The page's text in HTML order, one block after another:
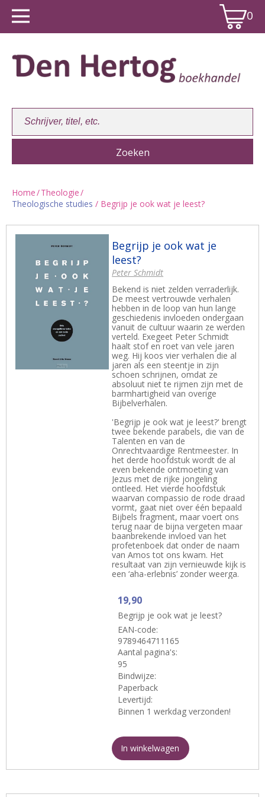
0
Winkelwagen:
Home/Theologie/
Theologische studies / Begrijp je ook wat je leest?
Begrijp je ook wat je
leest?
Peter Schmidt
Bekend is niet zelden verraderlijk.
De meest vertrouwde verhalen
hebben in de loop van hun lange
geschiedenis invloeden ondergaan
vanuit de cultuur waarin ze werden
verteld. Exegeet Peter Schmidt
haalt stof en roet van vele jaren
weg. Hij koos vier verhalen die al
jaren als een steentje in zijn
schoen schrijnen, omdat ze
absoluut niet te rijmen zijn met de
barmhartigheid van overige
Bijbelverhalen.
'Begrijp je ook wat je leest?' brengt
twee bekende parabels, die van de
Talenten en van de
Onrechtvaardige Rentmeester. In
het derde hoofdstuk wordt de al
even bekende ontmoeting van
Jezus met de rijke jongeling
ontleed. Het vierde hoofdstuk
waarvan compassio de rode draad
vormt, gaat niet over één bepaald
Bijbels fragment, maar voert ons
terug naar de bijna vergeten maar
baanbrekende invloed van het
profetenboek dat onder de naam
van Amos tot ons kwam. Het
resultaat van zijn vernieuwde kijk is
een ‘aha-erlebnis’ zonder weerga.
19,90
Begrijp je ook wat je leest?
EAN-code:
9789464711165
Aantal pagina's:
95
Bindwijze:
Paperback
Levertijd:
Binnen 1 werkdag verzonden!
In winkelwagen